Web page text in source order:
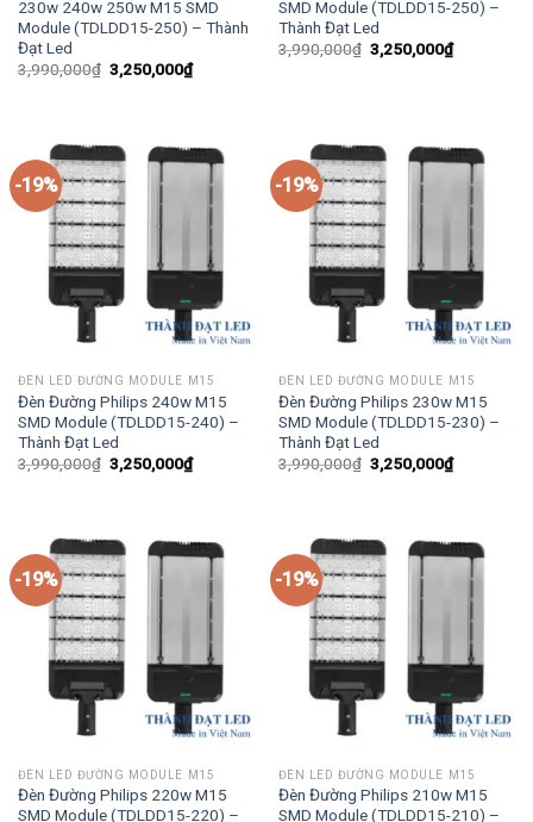
230w 240w 250w M15 SMD
Module (TDLDD15-250) – Thành
Đạt Led
3,990,000₫ Giá
gốc
3,250,000₫Giá
hiện
SMD Module (TDLDD15-250) –
Thành Đạt Led
3,990,000₫ Giá
gốc
3,250,000₫Giá
hiện
-19%
ĐÈN LED ĐƯỜNG MODULE M15
Đèn Đường Philips 240w M15
SMD Module (TDLDD15-240) –
Thành Đạt Led
3,990,000₫ Giá
gốc
3,250,000₫Giá
hiện
-19%
ĐÈN LED ĐƯỜNG MODULE M15
Đèn Đường Philips 230w M15
SMD Module (TDLDD15-230) –
Thành Đạt Led
3,990,000₫ Giá
gốc
3,250,000₫Giá
hiện
-19%
ĐÈN LED ĐƯỜNG MODULE M15
Đèn Đường Philips 220w M15
SMD Module (TDLDD15-220) –
-19%
ĐÈN LED ĐƯỜNG MODULE M15
Đèn Đường Philips 210w M15
SMD Module (TDLDD15-210) –